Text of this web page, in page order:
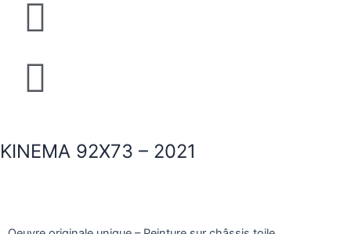
KINEMA 92X73 – 2021